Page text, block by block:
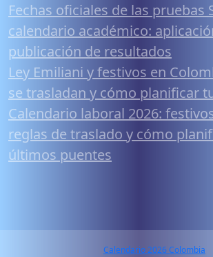
Fechas oficiales de las pruebas
calendario académico:
publicación de resultados
Ley Emiliani y festivos en
se trasladan y cómo planificar
Calendario laboral 2026:
reglas de traslado y cómo
últimos puentes
Calendario 2026 Colombia